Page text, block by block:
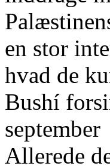
en stor
hvad de
Bushí
september
Allerede